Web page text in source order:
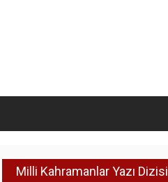
Milli Kahramanlar Yazı Dizisi